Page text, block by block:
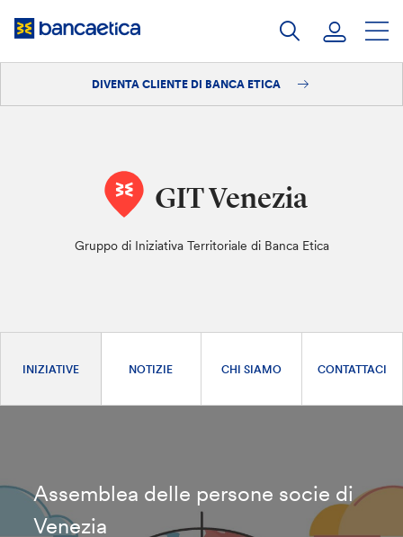
DIVENTA CLIENTE DI BANCA ETICA
GIT Venezia
Gruppo di Iniziativa Territoriale di Banca Etica
INIZIATIVE NOTIZIE CHI SIAMO CONTATTACI
Assemblea delle persone socie di
Venezia